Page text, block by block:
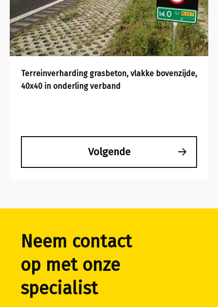
Volgende
Terreinverharding grasbeton, vlakke bovenzijde,
40x40 in onderling verband
Neem contact
op met onze
specialist